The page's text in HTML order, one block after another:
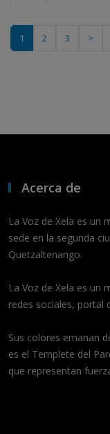
1 2 3 >
Acerca de
La Voz de Xela es un
sede en la segunda
Quetzaltenango.
La Voz de Xela es un
redes sociales, portal
Sus colores emanan
es el Templete del
que representan